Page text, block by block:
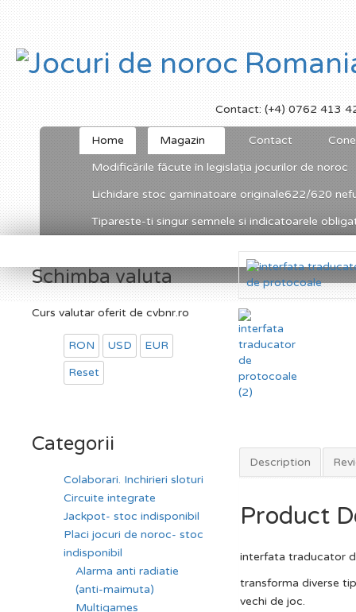
Contact: (+4) 0762 413
Home Magazin Contact
Modificările făcute în legislația jocurilor de noroc
Lichidare stoc gaminatoare originale622/620
Tipareste-ti singur semnele si indicatoarele
Description
Product
interfata traducator
transforma diverse
vechi de joc.
Schimba valuta
Curs valutar oferit de cvbnr.ro
RON USD
EUR
Reset
Categorii
Colaborari. Inchirieri sloturi
Circuite integrate
Jackpot- stoc indisponibil
Placi jocuri de noroc- stoc
indisponibil
Alarma anti radiatie
(anti-maimuta)
Multigames